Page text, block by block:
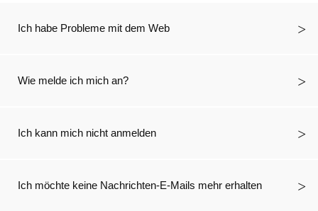
Ich habe Probleme mit dem Web
Wie melde ich mich an?
Ich kann mich nicht anmelden
Ich möchte keine Nachrichten-E-Mails mehr erhalten